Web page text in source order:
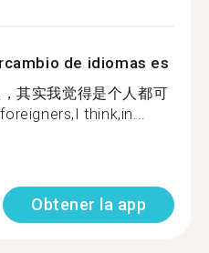
de idiomas es
其实我觉得是个人都可
think,in...
Obtener la app